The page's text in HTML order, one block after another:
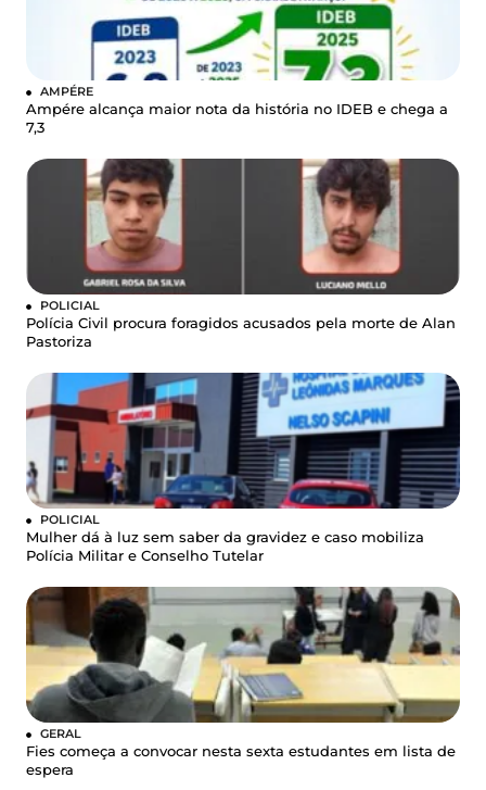
AMPÉRE
Ampére alcança maior nota da história no IDEB e chega a
7,3
POLICIAL
Polícia Civil procura foragidos acusados pela morte de Alan
Pastoriza
POLICIAL
Mulher dá à luz sem saber da gravidez e caso mobiliza
Polícia Militar e Conselho Tutelar
GERAL
Fies começa a convocar nesta sexta estudantes em lista de
espera